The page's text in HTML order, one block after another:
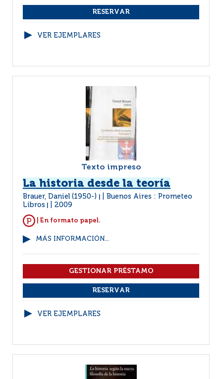
VER EJEMPLARES
Texto impreso
La historia desde la teoría
Brauer, Daniel (1950-)
Buenos Aires : Prometeo
Libros
2009
| En formato papel.
MÁS INFORMACIÓN...
VER EJEMPLARES